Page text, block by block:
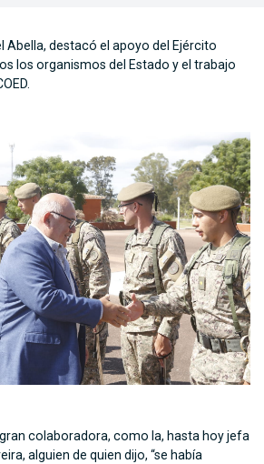
Abella, destacó el apoyo del Ejército
los organismos del Estado y el trabajo
colaboradora, como la, hasta hoy jefa
alguien de quien dijo, “se había